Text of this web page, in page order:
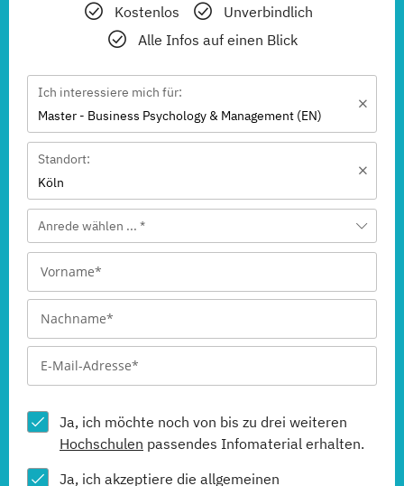
Kostenlos
Unverbindlich
Alle Infos auf einen Blick
Ich interessiere mich für:
Master - Business Psychology & Management (EN)
Standort:
Köln
Anrede wählen ... *
Ja, ich möchte noch von bis zu drei weiteren
Hochschulen passendes Infomaterial erhalten.
Ja, ich akzeptiere die allgemeinen